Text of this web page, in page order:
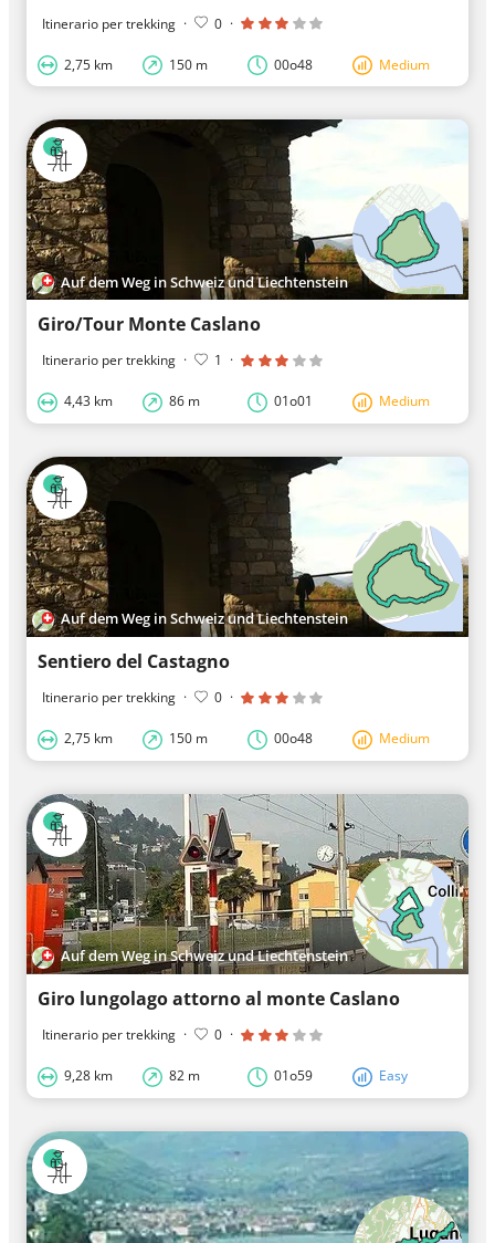
Itinerario per trekking · 0 ·
2,75 km 150 m 00o48 Medium
Auf dem Weg in Schweiz und Liechtenstein
Giro/Tour Monte Caslano
Itinerario per trekking · 1 ·
4,43 km 86 m 01o01 Medium
Auf dem Weg in Schweiz und Liechtenstein
Sentiero del Castagno
Itinerario per trekking · 0 ·
2,75 km 150 m 00o48 Medium
Auf dem Weg in Schweiz und Liechtenstein
Giro lungolago attorno al monte Caslano
Itinerario per trekking · 0 ·
9,28 km 82 m 01o59 Easy